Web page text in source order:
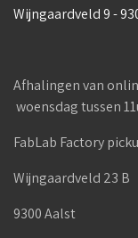
Wijngaardveld 9 -
Afhalingen van
woensdag tussen
FabLab Factory
Wijngaardveld 23 B
9300 Aalst